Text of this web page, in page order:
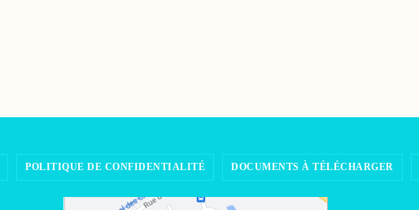
POLITIQUE DE CONFIDENTIALITÉ DOCUMENTS À TÉLÉCHARGER